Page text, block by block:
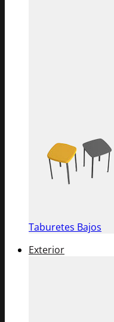
Taburetes Bajos
Exterior